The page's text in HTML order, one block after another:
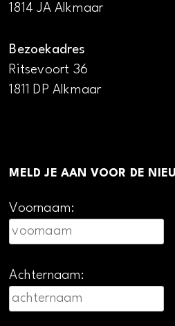
1814 JA Alkmaar
Bezoekadres
Ritsevoort 36
1811 DP Alkmaar
MELD JE AAN VOOR DE
Voornaam:
Achternaam: